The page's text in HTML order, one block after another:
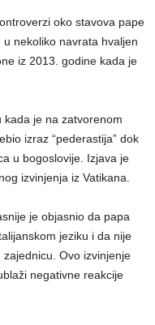
oko stavova pape
nekoliko navrata hvaljen
iz 2013. godine kada je
kada je na zatvorenom
izraz “pederastija” dok
u bogoslovije. Izjava je
izvinjenja iz Vatikana.
je objasnio da papa
jeziku i da nije
Ovo izvinjenje
negativne reakcije